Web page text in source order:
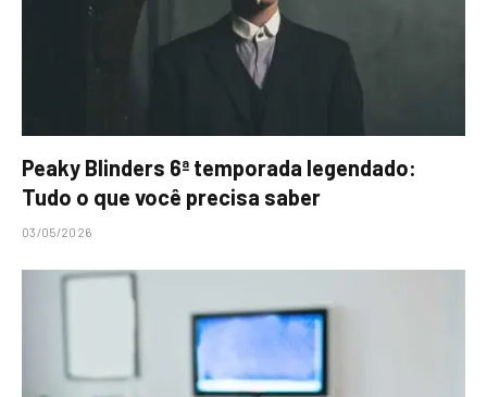
Peaky Blinders 6ª temporada legendado:
Tudo o que você precisa saber
03/05/2026